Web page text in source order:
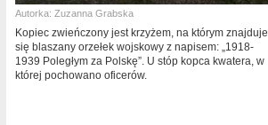
Autorka: Zuzanna Grabska
Kopiec zwieńczony jest krzyżem, na którym znajduje
się blaszany orzełek wojskowy z napisem: „1918-
1939 Poległym za Polskę”. U stóp kopca kwatera, w
której pochowano oficerów.